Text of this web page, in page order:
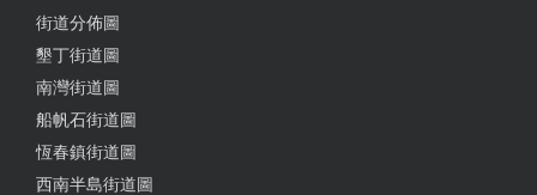
剛好路過隨便找的早餐店，米漿喝得到顆粒，奶茶很
好喝，離開的時候還多帶了一杯，超喜歡！ 蛋餅也很
街道分佈圖
墾丁街道圖
南灣街道圖
船帆石街道圖
恆春鎮街道圖
西南半島街道圖